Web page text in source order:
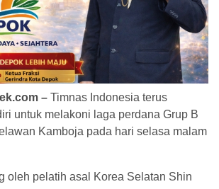
– Timnas Indonesia terus
untuk melakoni laga perdana Grup B
Kamboja pada hari selasa malam
oleh pelatih asal Korea Selatan Shin